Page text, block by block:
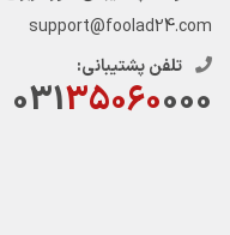
support@foolad24.com
تلفن پشتیبانی:
03135060000